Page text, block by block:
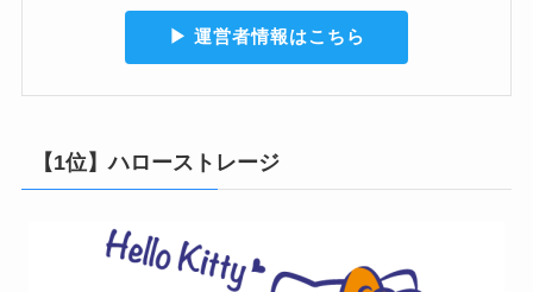
▶︎ 運営者情報はこちら
【1位】ハローストレージ